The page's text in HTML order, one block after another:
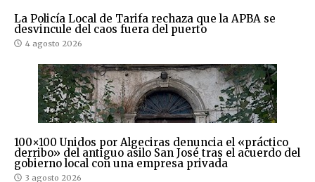
La Policía Local de Tarifa rechaza que la APBA se
desvincule del caos fuera del puerto
4 agosto 2026
100×100 Unidos por Algeciras denuncia el «práctico
derribo» del antiguo asilo San José tras el acuerdo del
gobierno local con una empresa privada
3 agosto 2026